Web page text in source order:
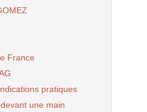
France
pratiques
une main